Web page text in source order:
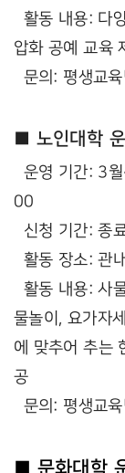
활동 내용: 다
압화 공예 교육
문의: 평생교
■ 노인대학
운영 기간: 3
00
신청 기간: 종
활동 장소: 관
활동 내용: 사
물놀이, 요가자
에 맞추어 추는
공
문의: 평생교
■ 문화대학